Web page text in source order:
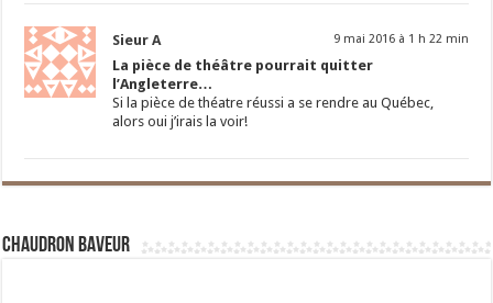
Sieur A 9 mai 2016 à 1 h 22 min
La pièce de théâtre pourrait quitter
l’Angleterre…
Si la pièce de théatre réussi a se rendre au Québec,
alors oui j’irais la voir!
Chaudron Baveur